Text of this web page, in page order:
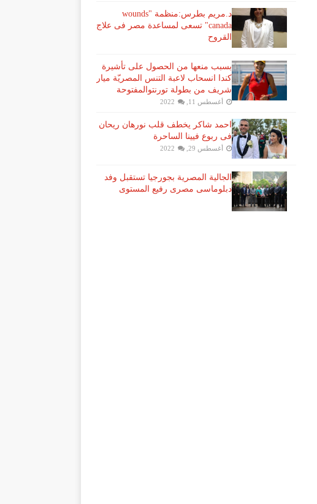
د.مريم بطرس:منظمة "wounds
canada" تسعى لمساعدة مصر فى علاج
القروح
بسبب منعها من الحصول على تأشيرة
كندا انسحاب لاعبة ​التنس​ المصريّة ​ميار
شريف​ من بطولة ​تورنتو​المفتوحة
أغسطس 11, 2022
احمد شاكر يخطف قلب نورهان ريحان
فى ربوع فيينا الساحرة
أغسطس 29, 2022
الجالية المصرية بجورجيا تستقبل وفد
دبلوماسى مصرى رفيع المستوى